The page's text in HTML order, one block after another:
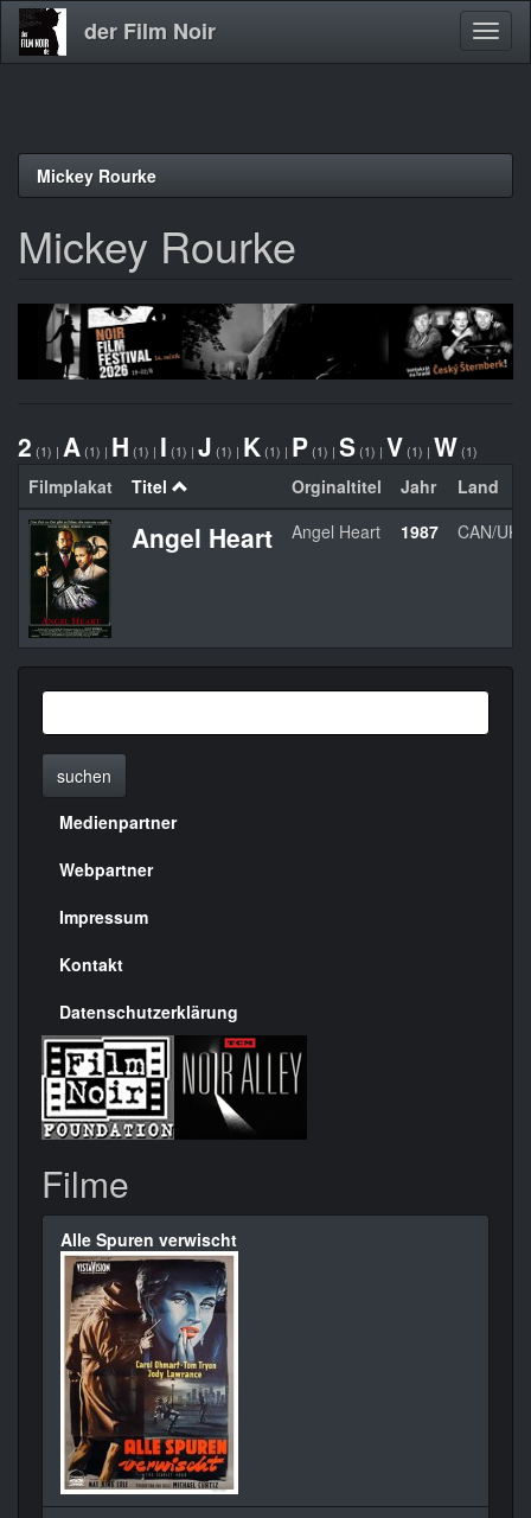
Direkt
der Film Noir
Mickey Rourke
Mickey Rourke
2 (1) | A (1) | H (1) | I (1) | J (1) | K (1) | P (1) | S (1) | V (1) | W (1)
Filmplakat Titel Orginaltitel Jahr Land
Angel Heart Angel Heart 1987 CAN/UK/
suchen
Menülinks
rechte
Seite
Medienpartner
Webpartner
Impressum
Kontakt
Datenschutzerklärung
Filme
Alle Spuren verwischt